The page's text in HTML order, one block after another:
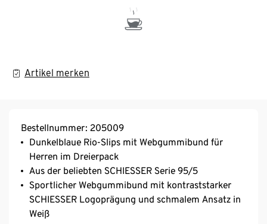
Artikel merken
Bestellnummer: 205009
Dunkelblaue Rio-Slips mit Webgummibund für
Herren im Dreierpack
Aus der beliebten SCHIESSER Serie 95/5
Sportlicher Webgummibund mit kontraststarker
SCHIESSER Logoprägung und schmalem Ansatz in
Weiß